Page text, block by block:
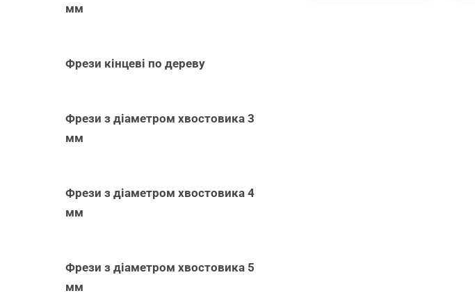
мм
Фрези кінцеві по дереву
Фрези з діаметром хвостовика 3
мм
Фрези з діаметром хвостовика 4
мм
Фрези з діаметром хвостовика 5
мм